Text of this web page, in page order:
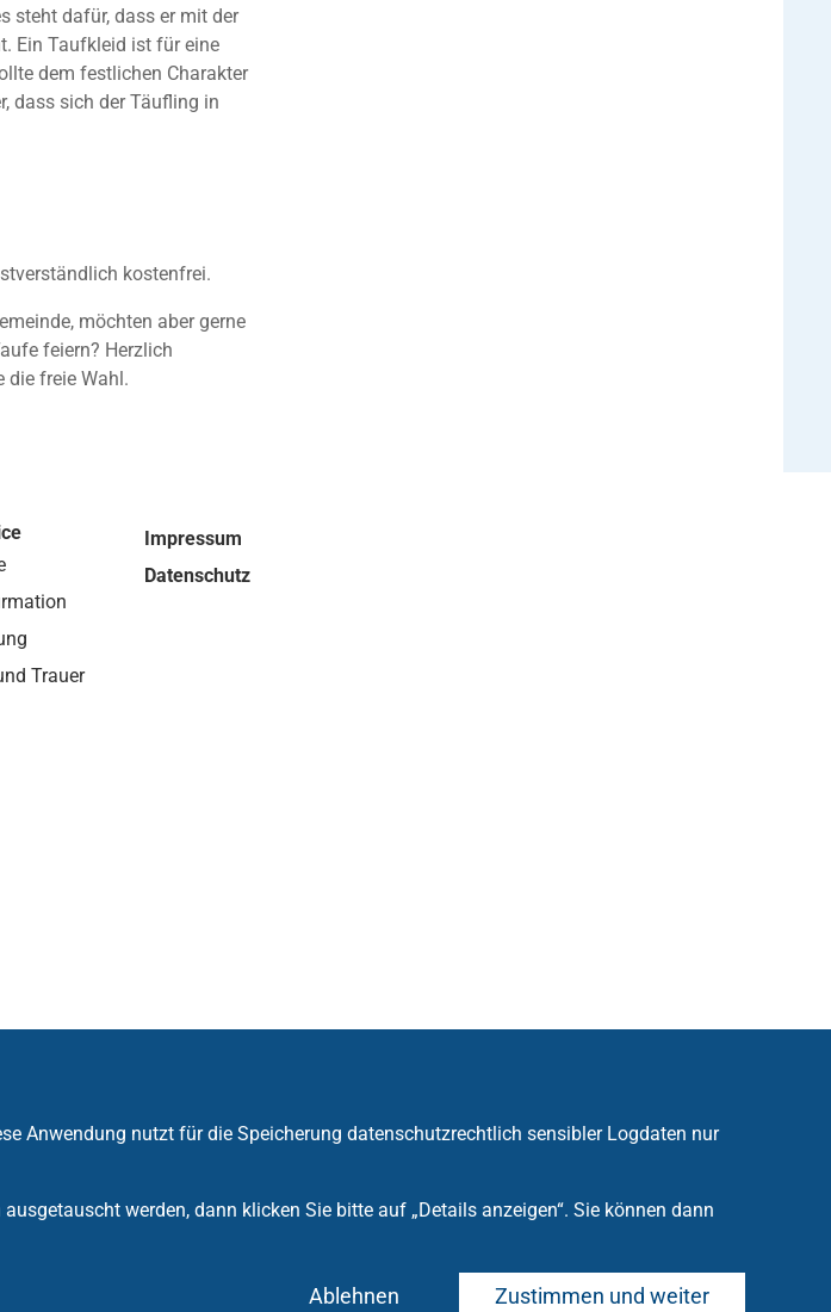
steht dafür, dass er mit der
Ein Taufkleid ist für eine
dem festlichen Charakter
dass sich der Täufling in
kostenfrei.
möchten aber gerne
feiern? Herzlich
die freie Wahl.
Trauer
Impressum
Datenschutz
Anwendung nutzt für die Speicherung datenschutzrechtlich sensibler Logdaten nur
werden, dann klicken Sie bitte auf „Details anzeigen“. Sie können dann
Zustimmen und weiter
Ablehnen